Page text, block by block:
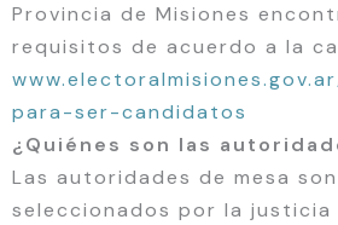
Provincia de Misiones
requisitos de acuerdo a la
para-ser-candidatos
¿Quiénes son las
Las autoridades de mesa
seleccionados por la